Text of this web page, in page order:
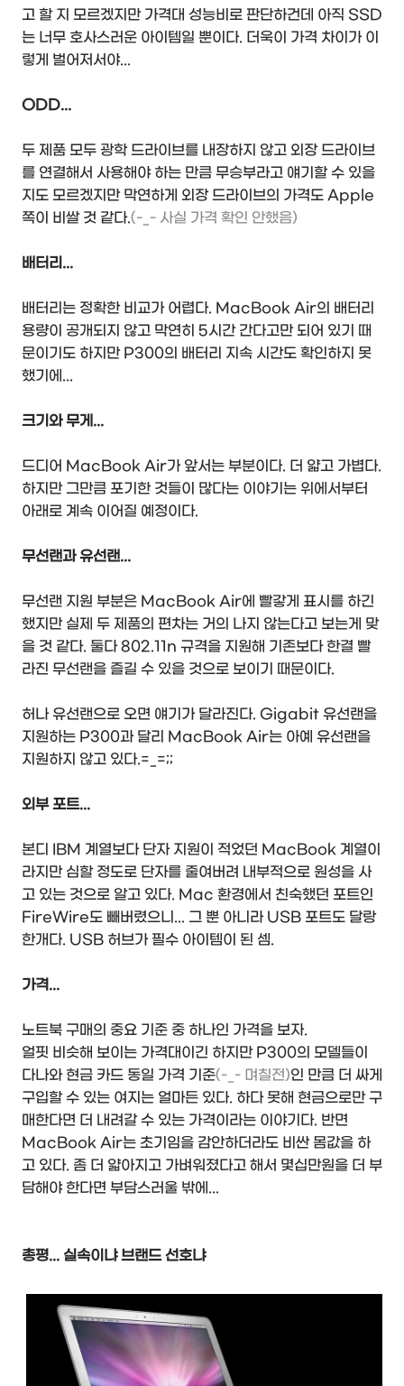
고 할 지 모르겠지만 가격대 성능비로 판단하건데 아직 SSD
는 너무 호사스러운 아이템일 뿐이다. 더욱이 가격 차이가 이
렇게 벌어저서야...
ODD...
두 제품 모두 광학 드라이브를 내장하지 않고 외장 드라이브
를 연결해서 사용해야 하는 만큼 무승부라고 얘기할 수 있을
지도 모르겠지만 막연하게 외장 드라이브의 가격도 Apple
쪽이 비쌀 것 같다.(-_- 사실 가격 확인 안했음)
배터리...
배터리는 정확한 비교가 어렵다. MacBook Air의 배터리
용량이 공개되지 않고 막연히 5시간 간다고만 되어 있기 때
문이기도 하지만 P300의 배터리 지속 시간도 확인하지 못
했기에...
크기와 무게...
드디어 MacBook Air가 앞서는 부분이다. 더 얇고 가볍다.
하지만 그만큼 포기한 것들이 많다는 이야기는 위에서부터
아래로 계속 이어질 예정이다.
무선랜과 유선랜...
무선랜 지원 부분은 MacBook Air에 빨갛게 표시를 하긴
했지만 실제 두 제품의 편차는 거의 나지 않는다고 보는게 맞
을 것 같다. 둘다 802.11n 규격을 지원해 기존보다 한결 빨
라진 무선랜을 즐길 수 있을 것으로 보이기 때문이다.
허나 유선랜으로 오면 얘기가 달라진다. Gigabit 유선랜을
지원하는 P300과 달리 MacBook Air는 아예 유선랜을
지원하지 않고 있다.=_=;;
외부 포트...
본디 IBM 계열보다 단자 지원이 적었던 MacBook 계열이
라지만 심할 정도로 단자를 줄여버려 내부적으로 원성을 사
고 있는 것으로 알고 있다. Mac 환경에서 친숙했던 포트인
FireWire도 빼버렸으니... 그 뿐 아니라 USB 포트도 달랑
한개다. USB 허브가 필수 아이템이 된 셈.
가격...
노트북 구매의 중요 기준 중 하나인 가격을 보자.
얼핏 비슷해 보이는 가격대이긴 하지만 P300의 모델들이
다나와 현금 카드 동일 가격 기준(-_- 며칠전)인 만큼 더 싸게
구입할 수 있는 여지는 얼마든 있다. 하다 못해 현금으로만 구
매한다면 더 내려갈 수 있는 가격이라는 이야기다. 반면
MacBook Air는 초기임을 감안하더라도 비싼 몸값을 하
고 있다. 좀 더 얇아지고 가벼워졌다고 해서 몇십만원을 더 부
담해야 한다면 부담스러울 밖에...
총평... 실속이냐 브랜드 선호냐